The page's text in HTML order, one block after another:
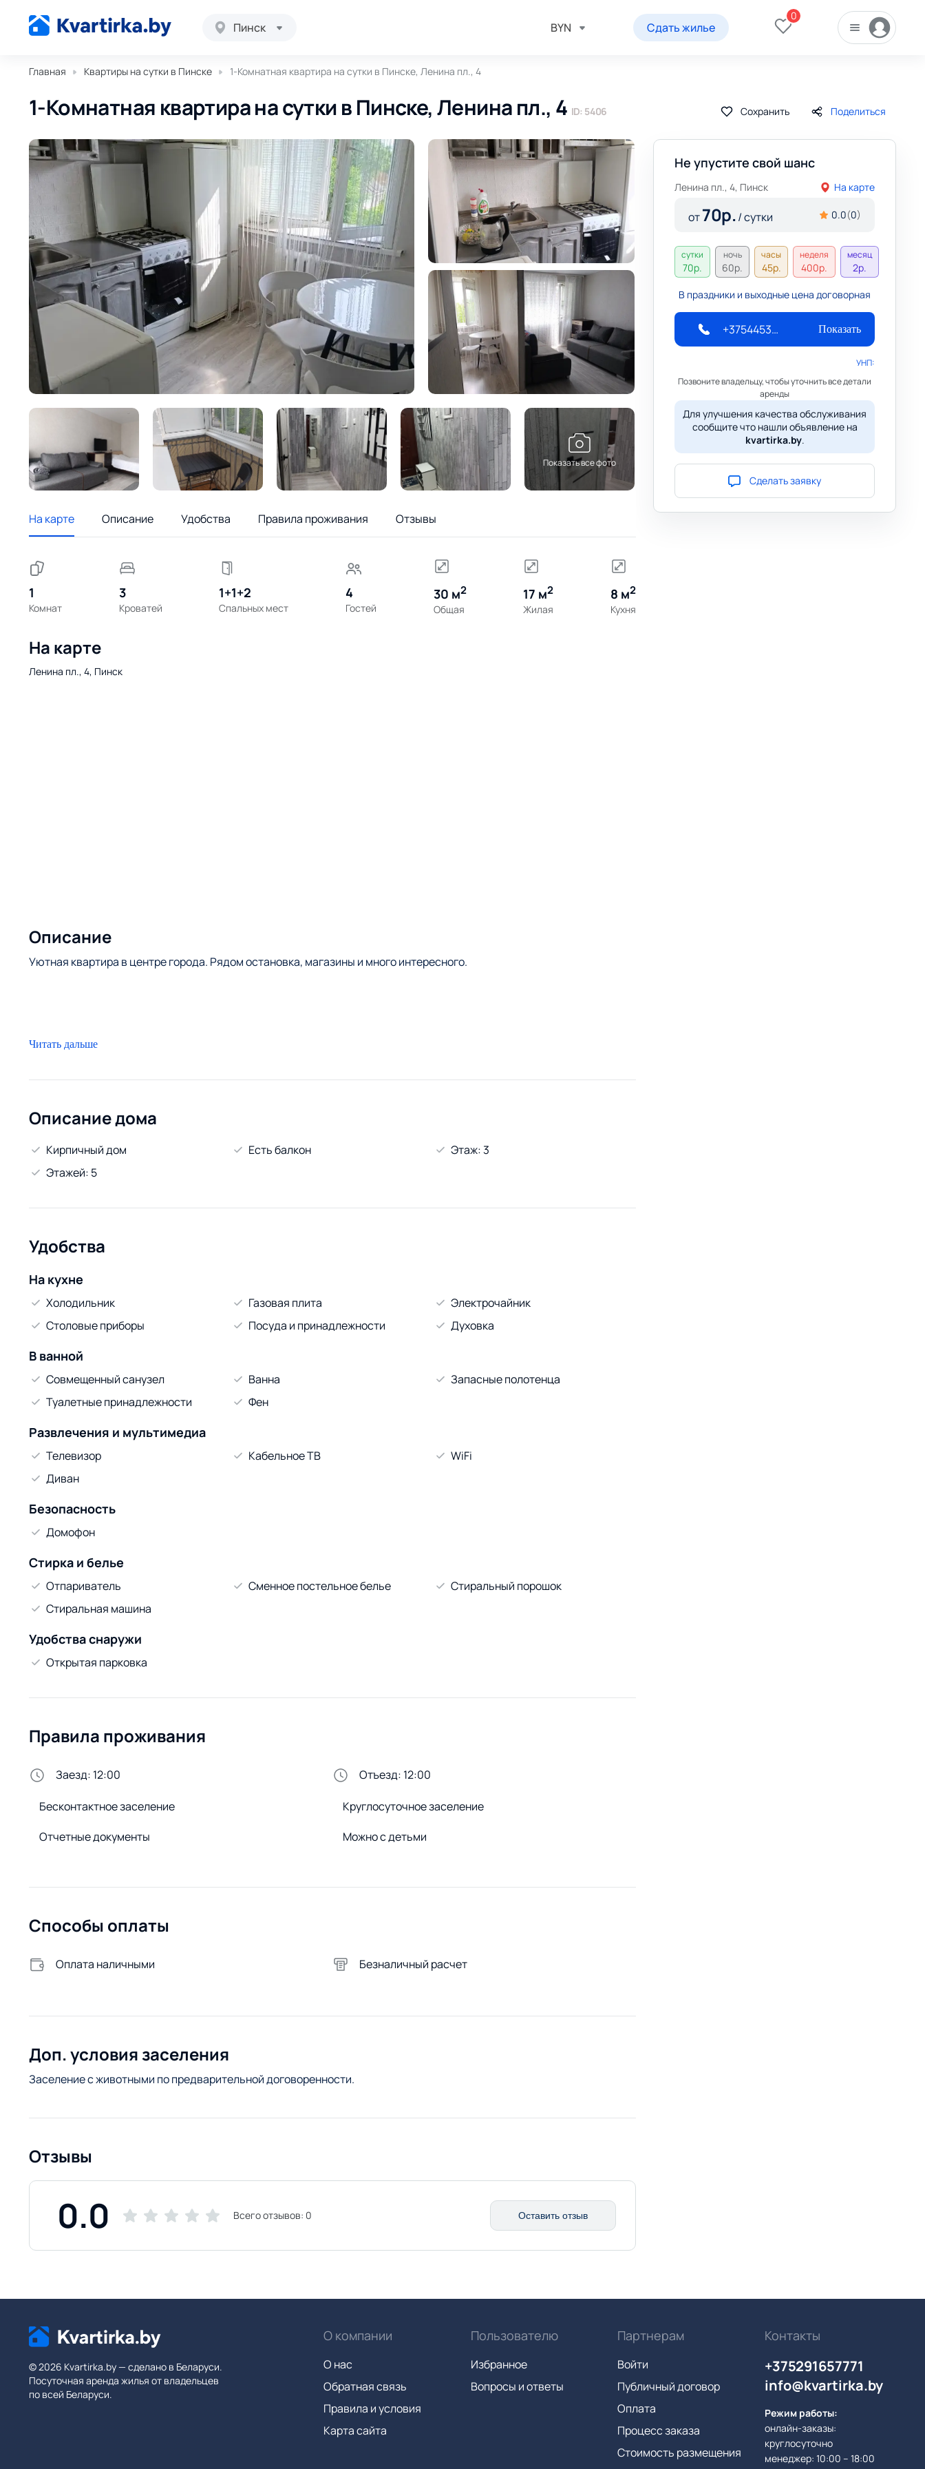
Пинск BYN Сдать жилье
0
Главная Квартиры на сутки в Пинске 1-Комнатная квартира на сутки в Пинске, Ленина пл., 4
1-Комнатная квартира на сутки в Пинске, Ленина пл., 4 ID: 5406 Сохранить Поделиться
Показать все фото
На карте Описание Удобства Правила проживания Отзывы
1
Комнат
3
Кроватей
1+1+2
Спальных мест
4
Гостей
30 м2
Общая
17 м2
Жилая
8 м2
Кухня
На карте
Ленина пл., 4, Пинск
Описание
Уютная квартира в центре города. Рядом остановка, магазины и много интересного.
Читать дальше
Описание дома
Кирпичный дом Есть балкон
Этаж: 3
Этажей: 5
Удобства
На кухне
Холодильник Газовая плита
Электрочайник
Столовые приборы
Посуда и принадлежности Духовка
В ванной
Совмещенный санузел Ванна
Запасные полотенца
Туалетные принадлежности
Фен
Развлечения и мультимедиа
Телевизор Кабельное ТВ
WiFi
Диван
Безопасность
Домофон
Стирка и белье
Отпариватель Сменное постельное белье
Стиральный порошок
Стиральная машина
Удобства снаружи
Открытая парковка
Правила проживания
Заезд: 12:00 Отъезд: 12:00
Бесконтактное заселение
Круглосуточное заселение
Отчетные документы
Можно с детьми
Способы оплаты
Оплата наличными Безналичный расчет
Доп. условия заселения
Заселение с животными по предварительной договоренности.
Отзывы
0.0 Всего отзывов: 0 Оставить отзыв
Не упустите свой шанс
Ленина пл., 4, Пинск На карте
от70р./ сутки 0.0(0)
сутки
70р.
ночь
60р.
часы
45р.
неделя
400р.
месяц
2р.
В праздники и выходные цена договорная
+375445307564 Показать
УНП:
Позвоните владельцу, чтобы уточнить все детали
аренды
Для улучшения качества обслуживания
сообщите что нашли объявление на
kvartirka.by.
Сделать заявку
© 2026 Kvartirka.by — сделано в Беларуси.
Посуточная аренда жилья от владельцев
по всей Беларуси.
О компании
О нас
Обратная связь
Правила и условия
Карта сайта
Пользователю
Избранное
Вопросы и ответы
Партнерам
Войти
Публичный договор
Оплата
Процесс заказа
Стоимость размещения
Контакты
+375291657771
info@kvartirka.by
Режим работы:
онлайн-заказы:
круглосуточно
менеджер: 10:00 – 18:00